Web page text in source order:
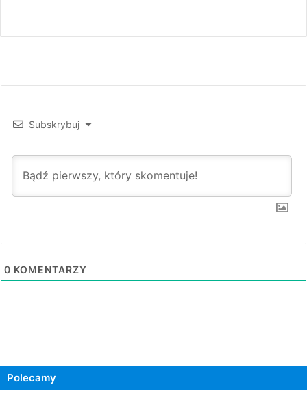
Subskrybuj
0 KOMENTARZY
Polecamy